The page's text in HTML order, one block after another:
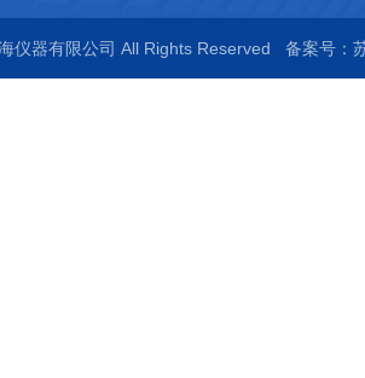
仪器有限公司 All Rights Reserved 备案号：